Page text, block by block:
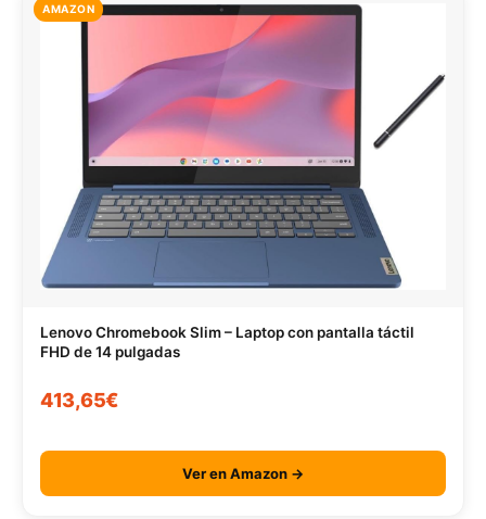
AMAZON
Lenovo Chromebook Slim – Laptop con pantalla táctil
FHD de 14 pulgadas
413,65€
Ver en Amazon →